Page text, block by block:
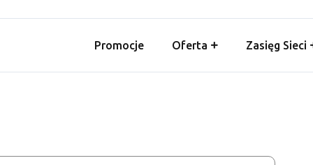
Promocje Oferta Zasięg Sieci